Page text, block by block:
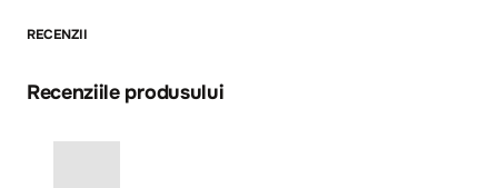
RECENZII
Recenziile produsului